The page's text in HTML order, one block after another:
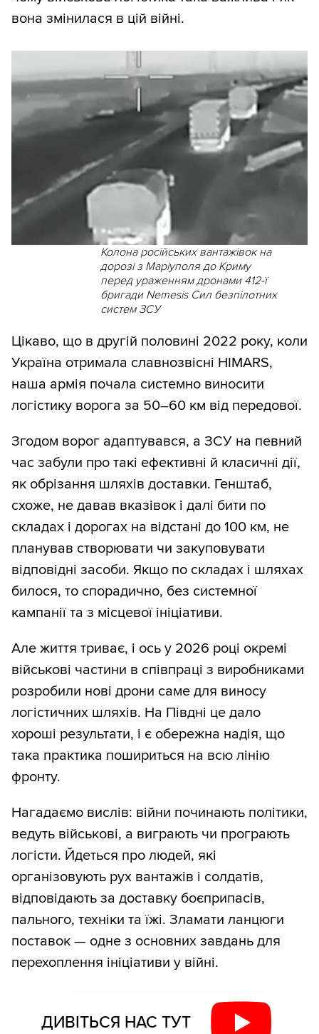
вона змінилася в цій війні.
Колона російських вантажівок на
дорозі з Маріуполя до Криму
перед ураженням дронами 412-ї
бригади Nemesis Сил безпілотних
систем ЗСУ
Цікаво, що в другій половині 2022 року, коли
Україна отримала славнозвісні HIMARS,
наша армія почала системно виносити
логістику ворога за 50–60 км від передової.
Згодом ворог адаптувався, а ЗСУ на певний
час забули про такі ефективні й класичні дії,
як обрізання шляхів доставки. Генштаб,
схоже, не давав вказівок і далі бити по
складах і дорогах на відстані до 100 км, не
планував створювати чи закуповувати
відповідні засоби. Якщо по складах і шляхах
билося, то спорадично, без системної
кампанії та з місцевої ініціативи.
Але життя триває, і ось у 2026 році окремі
військові частини в співпраці з виробниками
розробили нові дрони саме для виносу
логістичних шляхів. На Півдні це дало
хороші результати, і є обережна надія, що
така практика пошириться на всю лінію
фронту.
Нагадаємо вислів: війни починають політики,
ведуть військові, а виграють чи програють
логісти. Йдеться про людей, які
організовують рух вантажів і солдатів,
відповідають за доставку боєприпасів,
пального, техніки та їжі. Зламати ланцюги
поставок — одне з основних завдань для
перехоплення ініціативи у війні.
ДИВІТЬСЯ НАС ТУТ